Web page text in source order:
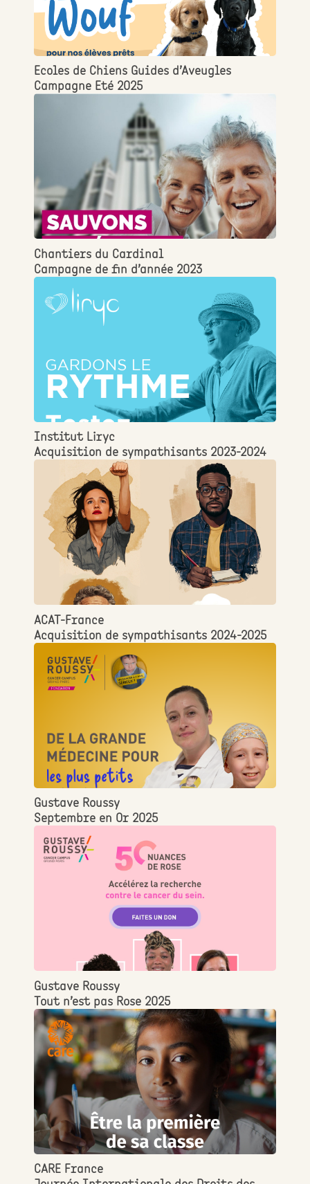
Ecoles de Chiens Guides d’Aveugles
Campagne Eté 2025
Chantiers du Cardinal
Campagne de fin d’année 2023
Institut Liryc
Acquisition de sympathisants 2023-2024
ACAT-France
Acquisition de sympathisants 2024-2025
Gustave Roussy
Septembre en Or 2025
Gustave Roussy
Tout n’est pas Rose 2025
CARE France